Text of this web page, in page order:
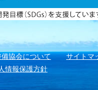
協会について サイトマ
情報保護方針